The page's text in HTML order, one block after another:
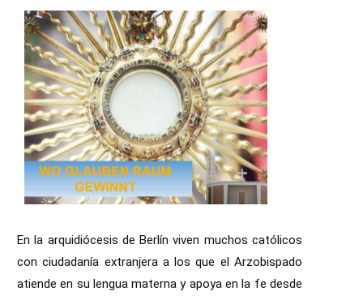
En la arquidiócesis de Berlín viven muchos católicos
con ciudadanía extranjera a los que el Arzobispado
atiende en su lengua materna y apoya en la fe desde